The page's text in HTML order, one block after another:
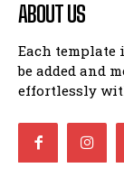
ABOUT US
Each
be added and
effortlessly